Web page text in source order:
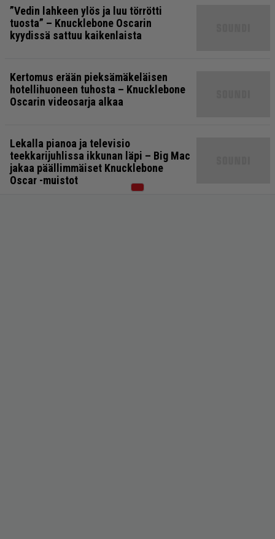
”Vedin lahkeen ylös ja luu törrötti
tuosta” – Knucklebone Oscarin
kyydissä sattuu kaikenlaista
Kertomus erään pieksämäkeläisen
hotellihuoneen tuhosta – Knucklebone
Oscarin videosarja alkaa
Lekalla pianoa ja televisio
teekkarijuhlissa ikkunan läpi – Big Mac
jakaa päällimmäiset Knucklebone
Oscar -muistot